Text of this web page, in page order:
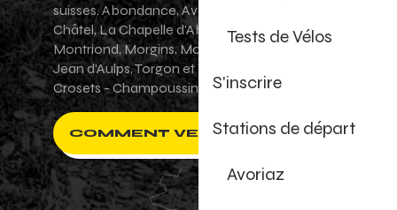
Tests de Vélos
S'inscrire
Stations de départ
Avoriaz
suisses. Abondance, Avoriaz 1800, Champéry,
Châtel, La Chapelle d'Abondance, Les Gets,
Montriond, Morgins, Morzine-Avoriaz, Saint-
Jean d'Aulps, Torgon et Val-d'Illiez - Les
Crosets - Champoussin.
COMMENT VENIR ?